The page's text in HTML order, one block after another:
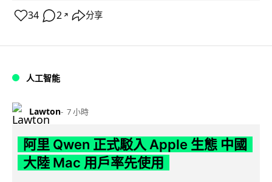
34 2 ↗ 分享
人工智能
Lawton 7 小時
阿里 Qwen 正式駁入 Apple 生態 中國
大陸 Mac 用戶率先使用